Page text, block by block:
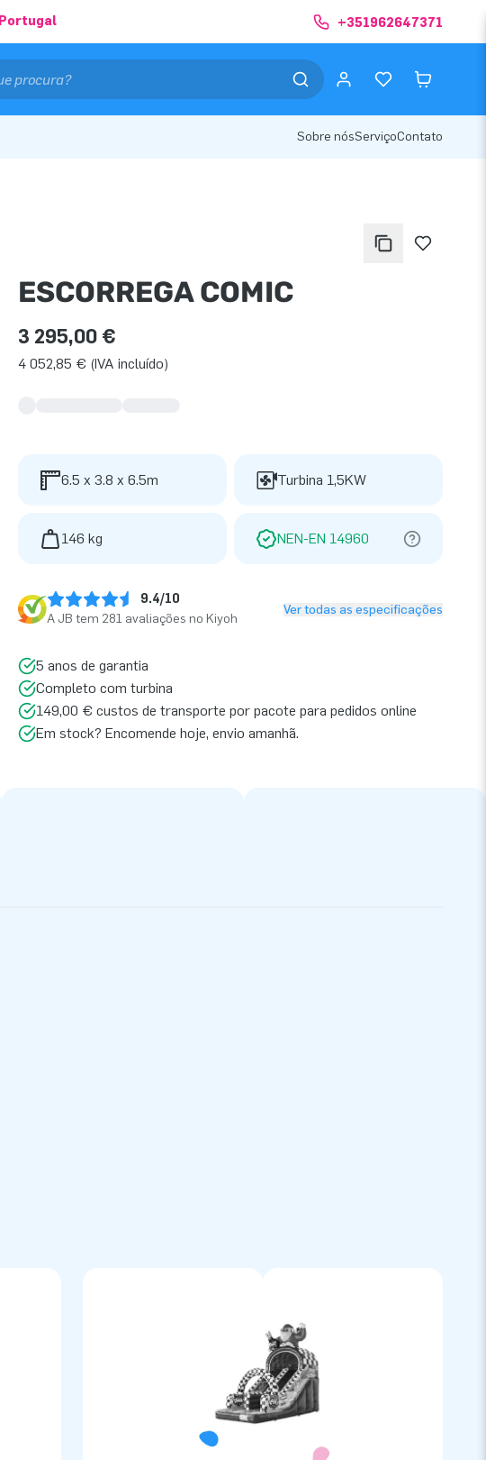
Portugal +351962647371
Sobre nósServiçoContato
ESCORREGA COMIC
3 295,00 €
4 052,85 € (IVA incluído)
6.5 x 3.8 x 6.5m Turbina 1,5KW
146 kg NEN-EN 14960
9.4/10
A JB tem 281 avaliações no Kiyoh
Ver todas as especificações
5 anos de garantia
Completo com turbina
149,00 € custos de transporte por pacote para pedidos online
Em stock? Encomende hoje, envio amanhã.